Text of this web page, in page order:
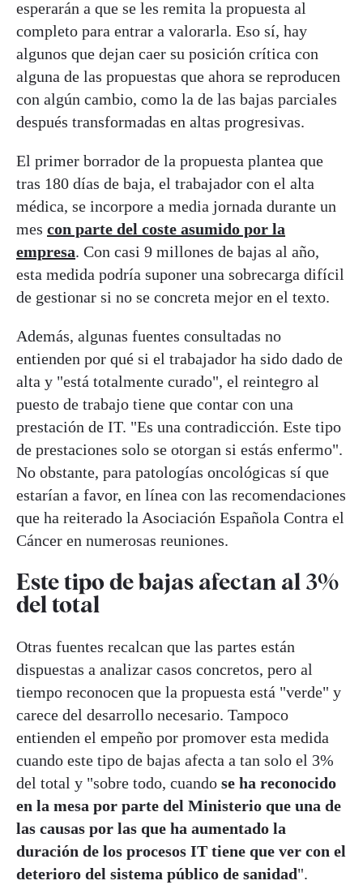
esperarán a que se les remita la propuesta al
completo para entrar a valorarla. Eso sí, hay
algunos que dejan caer su posición crítica con
alguna de las propuestas que ahora se reproducen
con algún cambio, como la de las bajas parciales
después transformadas en altas progresivas.
El primer borrador de la propuesta plantea que
tras 180 días de baja, el trabajador con el alta
médica, se incorpore a media jornada durante un
mes con parte del coste asumido por la
empresa. Con casi 9 millones de bajas al año,
esta medida podría suponer una sobrecarga difícil
de gestionar si no se concreta mejor en el texto.
Además, algunas fuentes consultadas no
entienden por qué si el trabajador ha sido dado de
alta y "está totalmente curado", el reintegro al
puesto de trabajo tiene que contar con una
prestación de IT. "Es una contradicción. Este tipo
de prestaciones solo se otorgan si estás enfermo".
No obstante, para patologías oncológicas sí que
estarían a favor, en línea con las recomendaciones
que ha reiterado la Asociación Española Contra el
Cáncer en numerosas reuniones.
Este tipo de bajas afectan al 3%
del total
Otras fuentes recalcan que las partes están
dispuestas a analizar casos concretos, pero al
tiempo reconocen que la propuesta está "verde" y
carece del desarrollo necesario. Tampoco
entienden el empeño por promover esta medida
cuando este tipo de bajas afecta a tan solo el 3%
del total y "sobre todo, cuando se ha reconocido
en la mesa por parte del Ministerio que una de
las causas por las que ha aumentado la
duración de los procesos IT tiene que ver con el
deterioro del sistema público de sanidad".